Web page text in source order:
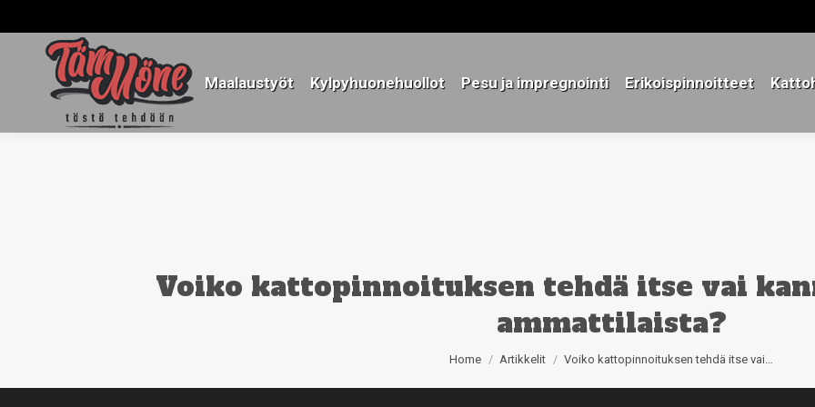
Maalaustyöt Kylpyhuonehuollot Pesu ja impregnointi Erikoispinnoitteet
Voiko kattopinnoituksen tehdä itse vai
ammattilaista?
You are here:
Home Artikkelit Voiko kattopinnoituksen tehdä itse vai…
Maalaustyöt Kylpyhuonehuollot Pesu ja impregnointi Erikoispinnoitteet